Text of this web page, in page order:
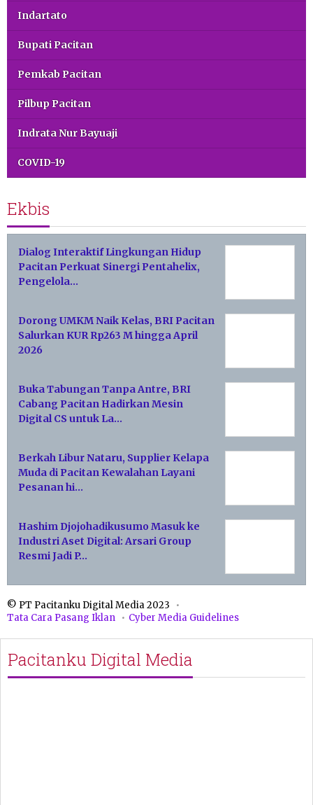
Indartato
Bupati Pacitan
Pemkab Pacitan
Pilbup Pacitan
Indrata Nur Bayuaji
COVID-19
Ekbis
Dialog Interaktif Lingkungan Hidup
Pacitan Perkuat Sinergi Pentahelix,
Pengelola…
Dorong UMKM Naik Kelas, BRI Pacitan
Salurkan KUR Rp263 M hingga April
2026
Buka Tabungan Tanpa Antre, BRI
Cabang Pacitan Hadirkan Mesin
Digital CS untuk La…
Berkah Libur Nataru, Supplier Kelapa
Muda di Pacitan Kewalahan Layani
Pesanan hi…
Hashim Djojohadikusumo Masuk ke
Industri Aset Digital: Arsari Group
Resmi Jadi P…
© PT Pacitanku Digital Media 2023
Tata Cara Pasang Iklan
Cyber Media Guidelines
Pacitanku Digital Media